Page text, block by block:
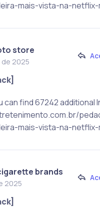
mais-vista-na-netflix-
store
2025
can find 67242 additional
mais-vista-na-netflix-
brands
2025